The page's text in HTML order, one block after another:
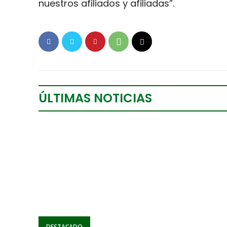
nuestros afiliados y afiliadas”.
ÚLTIMAS NOTICIAS